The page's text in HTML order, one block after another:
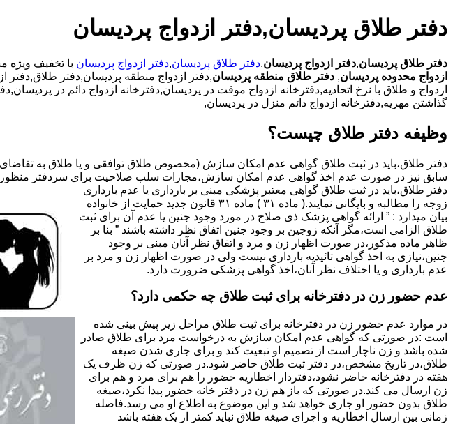
دفتر طلاق پردیسان,دفتر ازدواج پردیسان
دفتر طلاق پردیسان,دفتر ازدواج پردیسان,دفتر طلاق پردیسان,دفتر ازدواج پردیسان با تخفیف ویژه مشاوره رایگان,09381024452-آقای
ازدواج محدوده پردیسان, دفتر طلاق منطقه پردیسان,دفتر ازدواج منطقه پردیسان,دفتر طلاق,دفتر
ازدواج و طلاق با نرخ اتحادیه,دفترخانه ازدواج موقت در پردیسان,دفترخانه ازدواج دائم در
گذاشتن مهریه,دفترخانه ازدواج دائم منزل در پردیسان,
وظیفه دفتر طلاق چیست؟
سابق نیز در صورت عدم اخذ گواهی عدم امکان سازش،مجازات سلب صلاحیت برای سردفتر منظور
دفتر طلاق،باید در ثبت طلاق گواهی معتبر پزشکی مبنی بر بارداری یا عدم بارداری
زوجه را مطالبه و بایگانی نمایند.( ماده ۳۱ ) ماده ۳۱ قانون جدید حمایت از خانواده
بیان میدارد : ” ارائه گواهی پزشک ذی صلاح در مورد وجود جنین یا عدم آن برای ثبت
طلاق الزامی است،مگر آنکه زوجین بر وجود جنین اتفاق نظر داشته باشند ” بنا بر
ظاهر ماده مذکور،در صورت اظهار زن و مرد و اتفاق نظر آنان مبنی بر وجود
جنین،نیازی به اخذ گواهی تائیدیه بارداری نیست ولی در صورت اظهار زن و مرد بر
عدم بارداری و یا اختلاف نظر آنان،اخذ گواهی پزشکی ضرورت دارد.
عدم حضور زن در دفترخانه برای ثبت طلاق چه حکمی دارد؟
در موارد عدم حضور زن در دفترخانه برای ثبت طلاق مراحل زیر پیش بینی شده
است :در صورتی که گواهی عدم امکان سازش به درخواست مرد برای طلاق صادر
شده باشد و زن ناچار است از تصمیم او تبعیت کند و برای جاری شدن صیغه
طلاق،در تاریخ مشخص،در دفتر ثبت طلاق حاضر شود.در صورتی که زن ظرف یک
هفته در دفترخانه حاضر نشود،دفتردار اخطاریه حضور را هم برای مرد و هم برای
زن ارسال می کند.در صورتی که باز هم زن در دفتر خانه حضور پیدا نکرد،صیغه
طلاق بدون حضور او جاری خواهد شد و این موضوع به اطلاع او می رسد.فاصله
زمانی بین ارسال اخطاریه و اجرای صیغه طلاق نباید کمتر از یک هفته باشد